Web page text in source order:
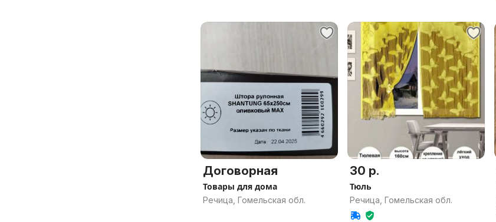
Договорная
Товары для дома
Речица, Гомельская обл.
30 р.
Тюль
Речица, Гомельская обл.